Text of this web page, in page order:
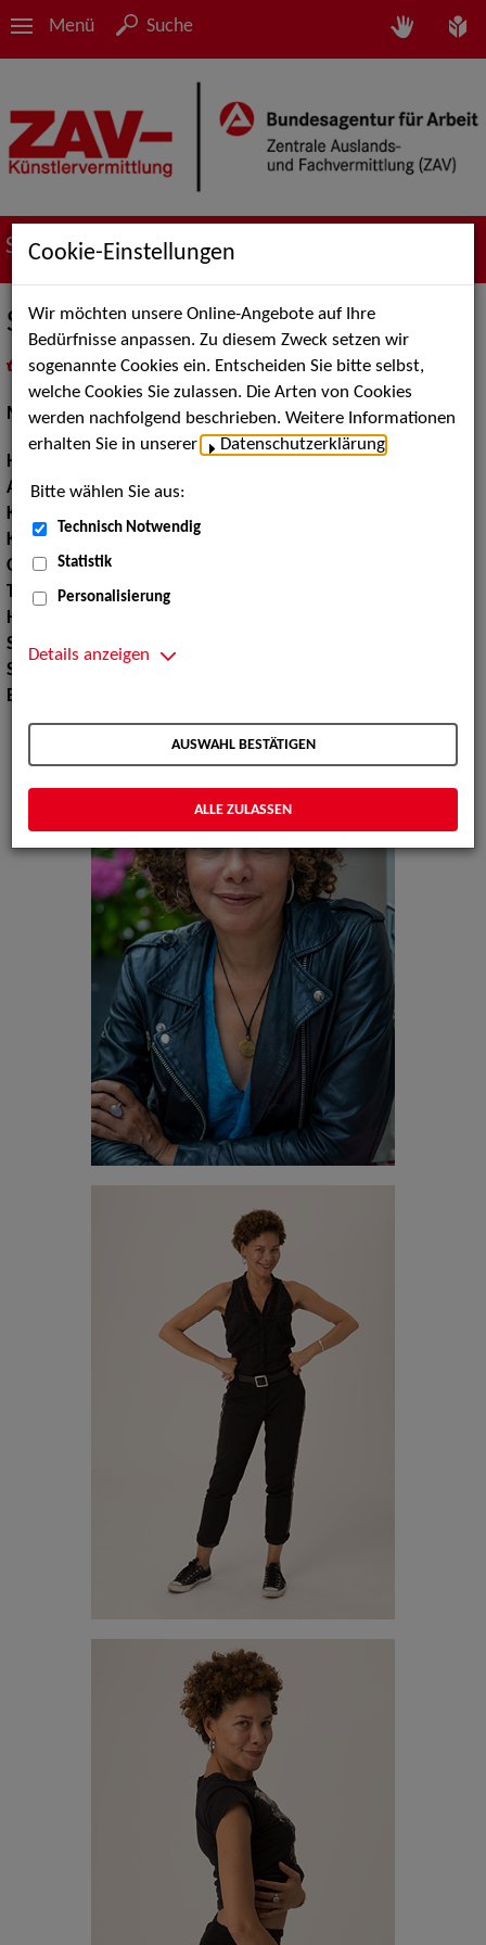
Menü Suche
Suche nach Künstler*innen
Saudia Y.
als PDF speichern
inMeine Merklistelegen
Models / Werbung:Fotomodell
Haarfarbe:
Augenfarbe:blau-grün
Körpergröße:
Konfektionsgröße:
Oberweite:91
Taille:
75
Hüfte:
Schuhgröße:
41
Sprachen:
Erscheinungsbild:
Cookie-Einstellungen
Wir möchten unsere Online-Angebote auf Ihre
Bedürfnisse anpassen. Zu diesem Zweck setzen wir
sogenannte Cookies ein. Entscheiden Sie bitte selbst,
welche Cookies Sie zulassen. Die Arten von Cookies
werden nachfolgend beschrieben. Weitere Informationen
erhalten Sie in unserer
Datenschutzerklärung
Bitte wählen Sie aus:
Technisch Notwendig
Statistik
Personalisierung
Details anzeigen
AUSWAHL BESTÄTIGEN
ALLE ZULASSEN